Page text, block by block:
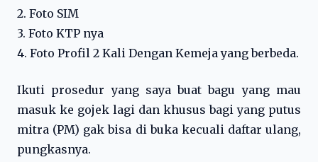
2. Foto SIM
3. Foto KTP nya
4. Foto Profil 2 Kali Dengan Kemeja yang berbeda.
Ikuti prosedur yang saya buat bagu yang mau
masuk ke gojek lagi dan khusus bagi yang putus
mitra (PM) gak bisa di buka kecuali daftar ulang,
pungkasnya.